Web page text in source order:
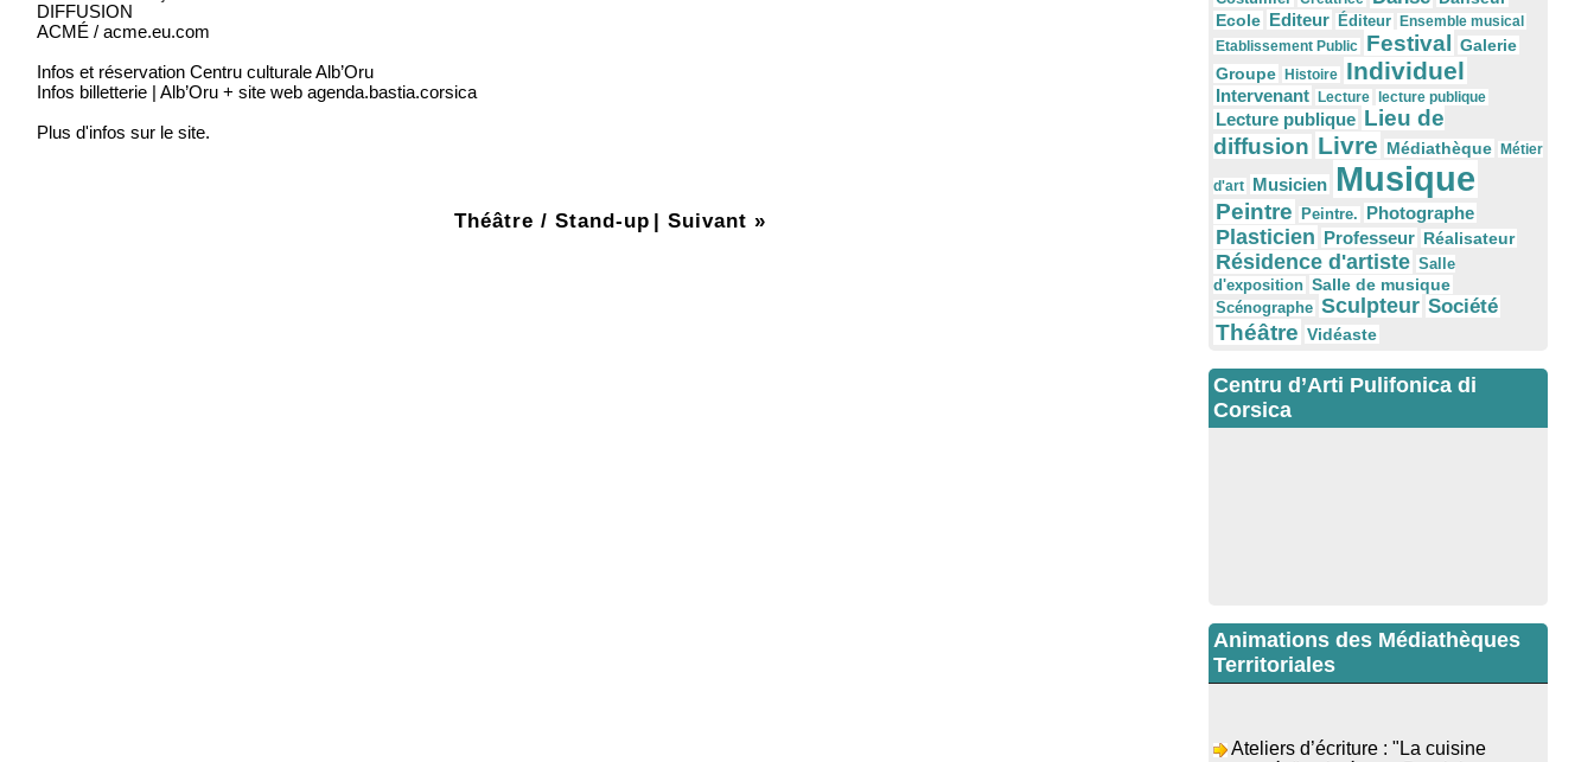
DIFFUSION
ACMÉ / acme.eu.com
Infos et réservation Centru culturale Alb’Oru
Infos billetterie | Alb’Oru + site web agenda.bastia.corsica
Plus d'infos sur le site.
Théâtre / Stand-up | Suivant »
Ecole Editeur Éditeur
Ensemble musical
Etablissement Public Festival Galerie
Groupe
Histoire Individuel
Intervenant Lecture lecture publique
Lecture publique Lieu de
diffusion Livre Médiathèque Métier
d'art Musicien Musique
Peintre Peintre. Photographe
Plasticien Professeur Réalisateur
Résidence d'artiste Salle
d'exposition Salle de musique
Scénographe Sculpteur Société
Théâtre Vidéaste
Centru d’Arti Pulifonica di
Corsica
Animations des Médiathèques
Territoriales
retrouvée" animés par Dominique